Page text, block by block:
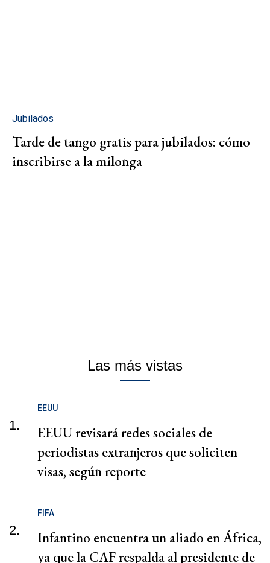
Jubilados
Tarde de tango gratis para jubilados: cómo
inscribirse a la milonga
Las más vistas
1.
EEUU
EEUU revisará redes sociales de
periodistas extranjeros que soliciten
visas, según reporte
2.
FIFA
Infantino encuentra un aliado en África,
ya que la CAF respalda al presidente de